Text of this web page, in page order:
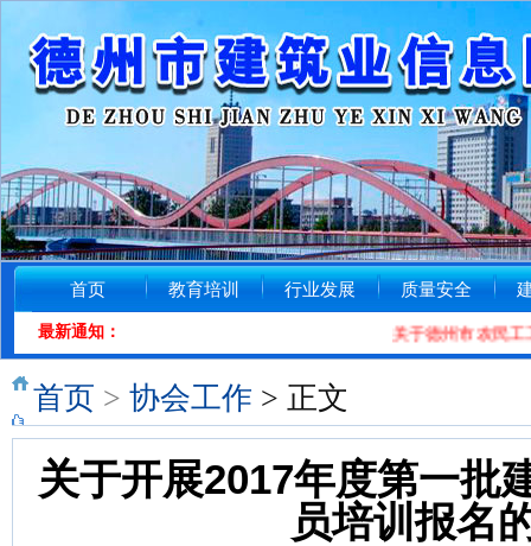
首页 教育培训 行业发展 质量安全
最新通知： 关于德州市农民工工
首页 > 协会工作 > 正文
关于开展2017年度第一批
员培训报名